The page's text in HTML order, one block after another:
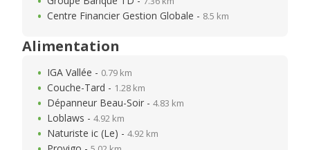
Centre Financier Gestion Globale - 8.5 km
Alimentation
IGA Vallée - 0.79 km
Couche-Tard - 1.28 km
Dépanneur Beau-Soir - 4.83 km
Loblaws - 4.92 km
Naturiste ic (Le) - 4.92 km